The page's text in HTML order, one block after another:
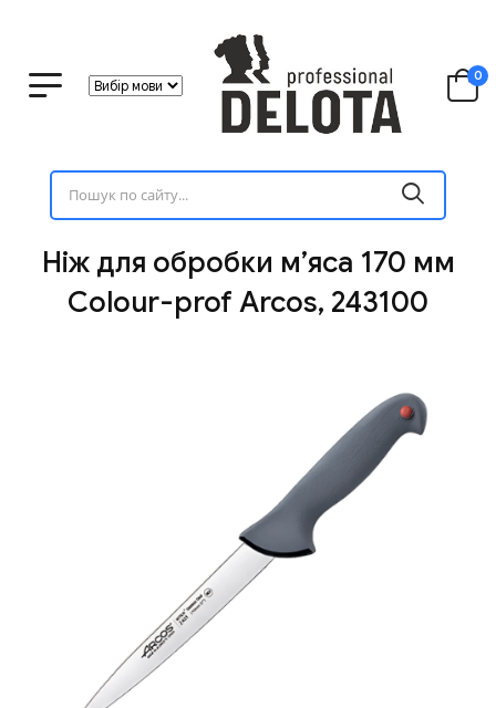
0
Ніж для обробки м’яса 170 мм
Сolour-prof Arcos, 243100